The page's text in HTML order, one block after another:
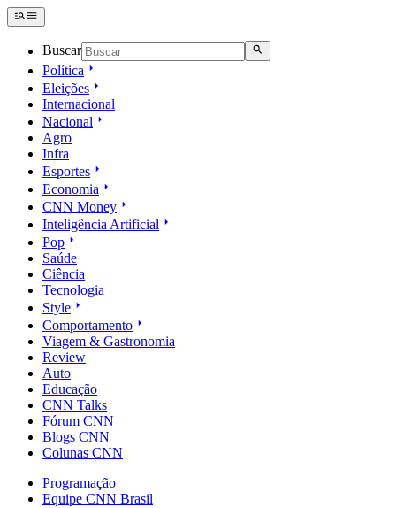
Buscar
Política
Eleições
Internacional
Nacional
Agro
Infra
Esportes
Economia
CNN Money
Inteligência Artificial
Pop
Saúde
Ciência
Tecnologia
Style
Comportamento
Viagem & Gastronomia
Review
Auto
Educação
CNN Talks
Fórum CNN
Blogs CNN
Colunas CNN
Programação
Equipe CNN Brasil